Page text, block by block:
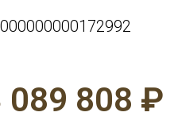
089 808 ₽